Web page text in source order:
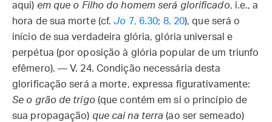
aqui) em que o Filho do homem será glorificado, i.e., a
hora de sua morte (cf.Jo 7, 6.30; 8, 20), que será o
início de sua verdadeira glória, glória universal e
perpétua (por oposição à glória popular de um triunfo
efêmero). — V. 24. Condição necessária desta
glorificação será a morte, expressa figurativamente:
Se o grão de trigo(que contém em si o princípio de
sua propagação) que cai na terra (ao ser semeado)